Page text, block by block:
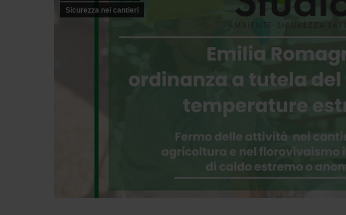
Sicurezza nei cantieri